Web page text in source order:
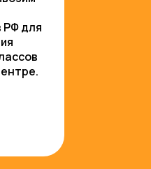
РФ для